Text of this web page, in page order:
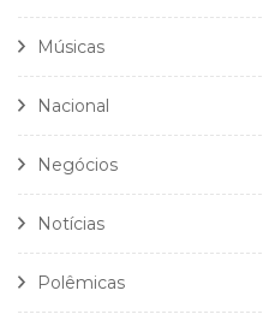
Músicas
Nacional
Negócios
Notícias
Polêmicas